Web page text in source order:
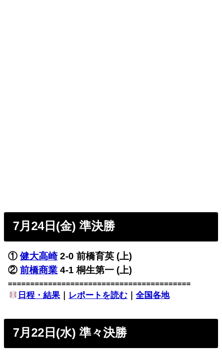
7月24日(金) 準決勝
①健大高崎2-0 前橋育英 (上)
②前橋商業 4-1 桐生第一 (上)
=========================================
日程・結果｜ レポートを読む ｜全国各地
7月22日(水) 準々決勝